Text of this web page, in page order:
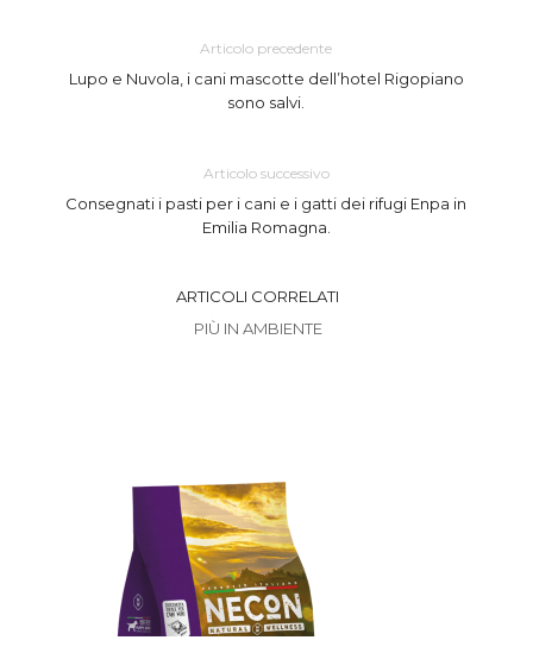
Articolo precedente
Lupo e Nuvola, i cani mascotte dell’hotel Rigopiano
sono salvi.
Articolo successivo
Consegnati i pasti per i cani e i gatti dei rifugi Enpa in
Emilia Romagna.
ARTICOLI CORRELATI
PIÙ IN AMBIENTE